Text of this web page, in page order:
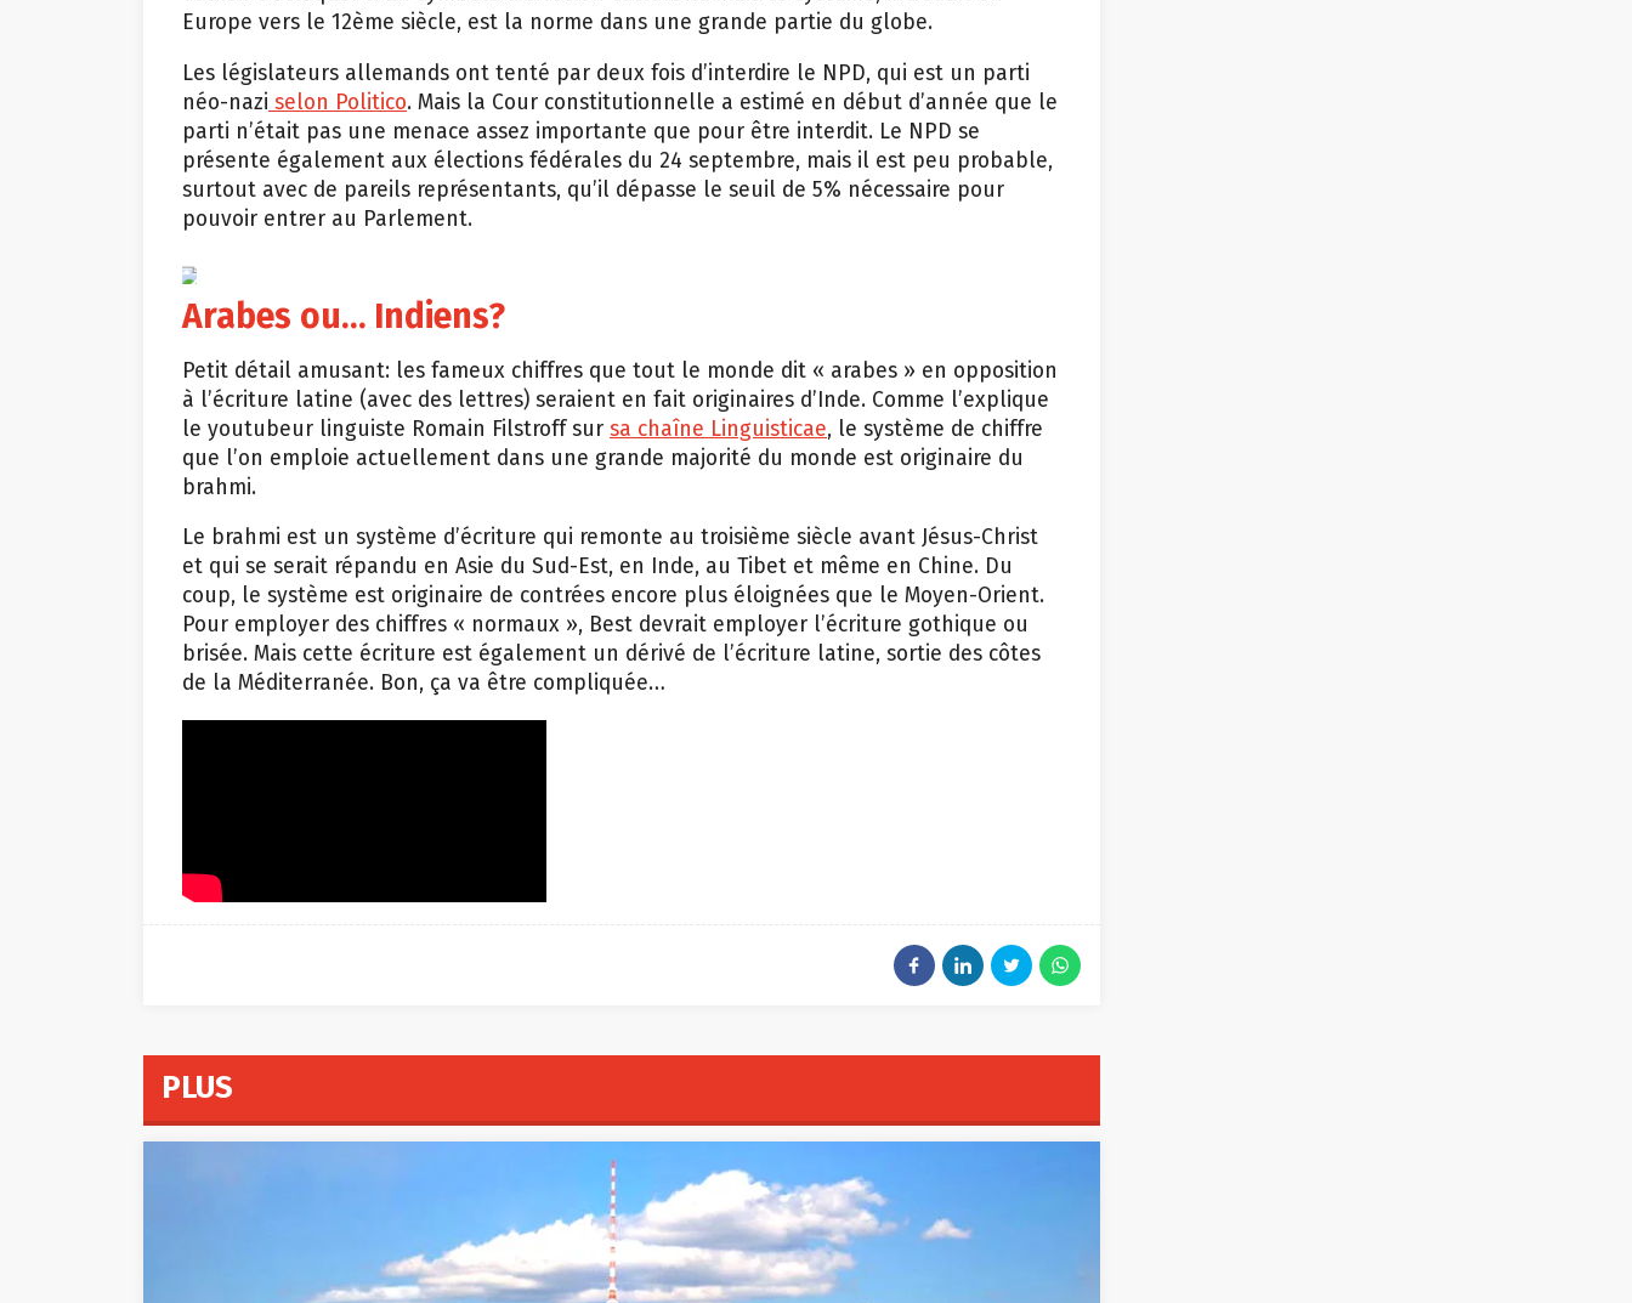
Europe vers le 12ème siècle, est la norme dans une grande partie du globe.
Les législateurs allemands ont tenté par deux fois d’interdire le NPD, qui est un parti
néo-nazi selon Politico . Mais la Cour constitutionnelle a estimé en début d’année que le
parti n’était pas une menace assez importante que pour être interdit. Le NPD se
présente également aux élections fédérales du 24 septembre, mais il est peu probable,
surtout avec de pareils représentants, qu’il dépasse le seuil de 5% nécessaire pour
pouvoir entrer au Parlement.
epa
Arabes ou… Indiens?
Petit détail amusant: les fameux chiffres que tout le monde dit « arabes » en opposition
à l’écriture latine (avec des lettres) seraient en fait originaires d’Inde. Comme l’explique
le youtubeur linguiste Romain Filstroff sur sa chaîne Linguisticae , le système de chiffre
que l’on emploie actuellement dans une grande majorité du monde est originaire du
brahmi.
Le brahmi est un système d’écriture qui remonte au troisième siècle avant Jésus-Christ
et qui se serait répandu en Asie du Sud-Est, en Inde, au Tibet et même en Chine. Du
coup, le système est originaire de contrées encore plus éloignées que le Moyen-Orient.
Pour employer des chiffres « normaux », Best devrait employer l’écriture gothique ou
brisée. Mais cette écriture est également un dérivé de l’écriture latine, sortie des côtes
de la Méditerranée. Bon, ça va être compliquée…
PLUS